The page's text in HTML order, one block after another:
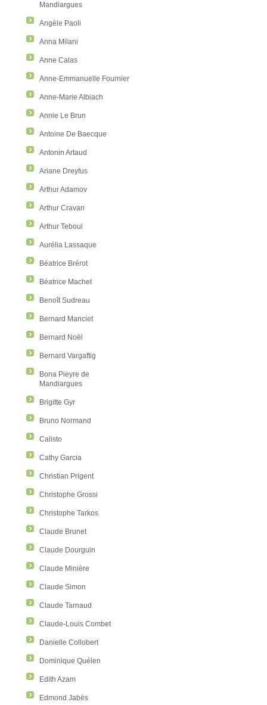
Mandiargues
Angèle Paoli
Anna Milani
Anne Calas
Anne-Emmanuelle Fournier
Anne-Marie Albiach
Annie Le Brun
Antoine De Baecque
Antonin Artaud
Ariane Dreyfus
Arthur Adamov
Arthur Cravan
Arthur Teboul
Aurélia Lassaque
Béatrice Brérot
Béatrice Machet
Benoît Sudreau
Bernard Manciet
Bernard Noël
Bernard Vargaftig
Bona Pieyre de
Mandiargues
Brigitte Gyr
Bruno Normand
Calisto
Cathy Garcia
Christian Prigent
Christophe Grossi
Christophe Tarkos
Claude Brunet
Claude Dourguin
Claude Minière
Claude Simon
Claude Tarnaud
Claude-Louis Combet
Danielle Collobert
Dominique Quélen
Edith Azam
Edmond Jabès